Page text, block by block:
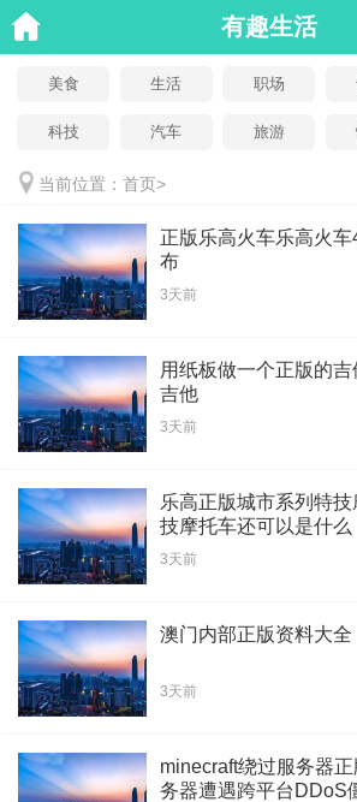
有趣生活
美食 生活 职场
科技 汽车 旅游
当前位置： 首页>
正版乐高火车乐高火
布
3天前
用纸板做一个正版的
吉他
3天前
乐高正版城市系列特
技摩托车还可以是什么
3天前
澳门内部正版资料大全
3天前
minecraft绕过服务器
务器遭遇跨平台DDoS